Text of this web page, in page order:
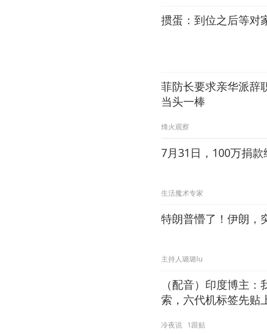
掼蛋：到位之后等对
菲防长要求亲华派辞
当头一棒
烽火观察
7月31日，100万捐
生活魔术专家
特朗普懵了！伊朗，
主持人璐璐lu
（配音）印度博主
索，六代机标签先贴
冷夜说 1跟贴